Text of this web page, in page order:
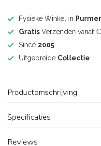
Fysieke Winkel in
Gratis Verzenden vanaf
Since 2005
Uitgebreide Collectie
Productomschrijving
Specificaties
Reviews